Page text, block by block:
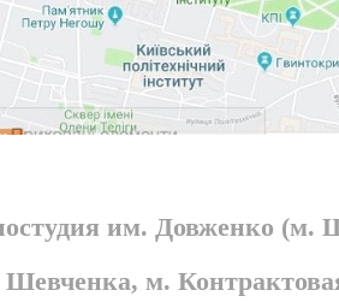
им. Довженко (м.
Шевченка, м.